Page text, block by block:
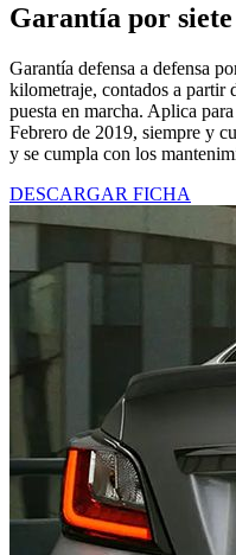
Garantía por siete
Garantía defensa a defensa
kilometraje, contados a partir
puesta en marcha. Aplica
Febrero de 2019, siempre y
y se cumpla con los
DESCARGAR FICHA